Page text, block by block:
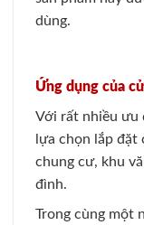
dùng.
Ứng dụng của
Với rất nhiều ưu
lựa chọn lắp đặt
chung cư, khu
đình.
Trong cùng một